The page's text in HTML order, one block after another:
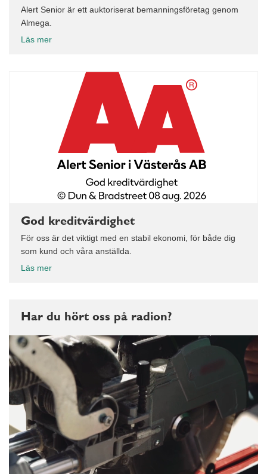
Alert Senior är ett auktoriserat bemanningsföretag genom
Almega.
Läs mer
God kreditvärdighet
För oss är det viktigt med en stabil ekonomi, för både dig
som kund och våra anställda.
Läs mer
Har du hört oss på radion?